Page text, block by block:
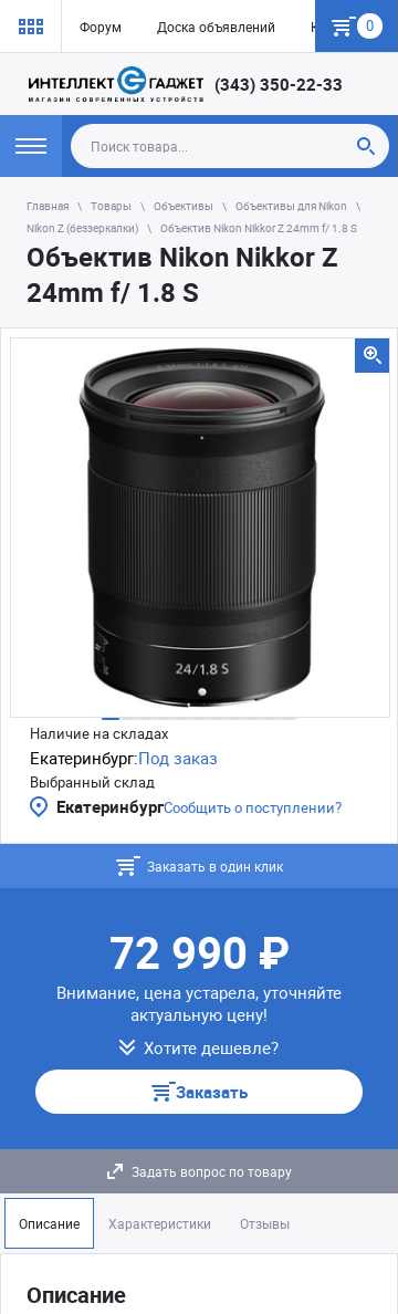
Форум Доска объявлений Как купить
0
(343) 350-22-33
Главная Товары Объективы
Объективы для Nikon
Nikon Z (беззеркалки)
Объектив Nikon Nikkor Z 24mm f/ 1.8 S
Объектив Nikon Nikkor Z
24mm f/ 1.8 S
Наличие на складах
Екатеринбург:Под заказ
Выбранный склад
ЕкатеринбургСообщить о поступлении?
Заказать в один клик
72 990 ₽
Внимание, цена устарела, уточняйте
актуальную цену!
Хотите дешевле?
Заказать
Задать вопрос по товару
Описание Характеристики Отзывы
Описание